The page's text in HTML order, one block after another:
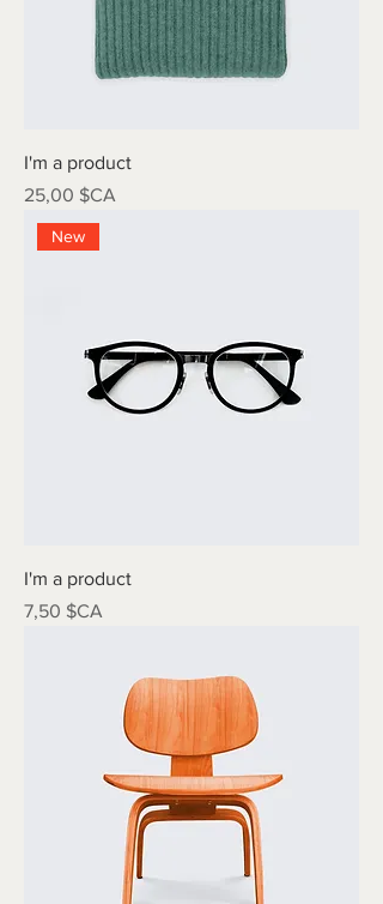
I'm a product
Prix
25,00 $CA
New
I'm a product
Prix
7,50 $CA